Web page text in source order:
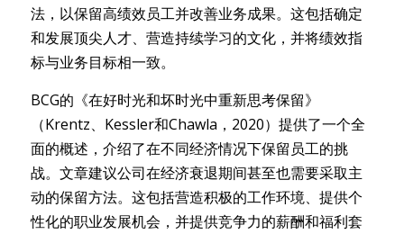
法，以保留高绩效员工并改善业务成果。这包括确定
和发展顶尖人才、营造持续学习的文化，并将绩效指
标与业务目标相一致。
BCG的《在好时光和坏时光中重新思考保留》
（Krentz、Kessler和Chawla，2020）提供了一个全
面的概述，介绍了在不同经济情况下保留员工的挑
战。文章建议公司在经济衰退期间甚至也需要采取主
动的保留方法。这包括营造积极的工作环境、提供个
性化的职业发展机会，并提供竞争力的薪酬和福利套